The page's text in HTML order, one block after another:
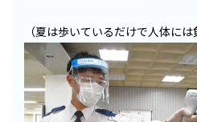
（夏は歩いているだけで人体には